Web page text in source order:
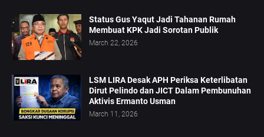
Status Gus Yaqut Jadi Tahanan Rumah
Membuat KPK Jadi Sorotan Publik
March 22, 2026
LSM LIRA Desak APH Periksa Keterlibatan
Dirut Pelindo dan JICT Dalam Pembunuhan
Aktivis Ermanto Usman
March 11, 2026